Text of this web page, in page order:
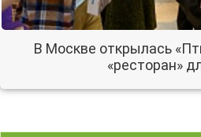
В Москве открылась
«ресторан»